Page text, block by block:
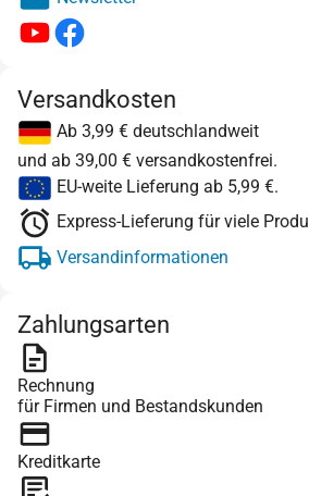
Versandkosten
Ab 3,99 € deutschlandweit
und ab 39,00 € versandkostenfrei.
EU-weite Lieferung ab 5,99 €.
Express-Lieferung für viele
Versandinformationen
Zahlungsarten
Rechnung
für Firmen und Bestandskunden
Kreditkarte